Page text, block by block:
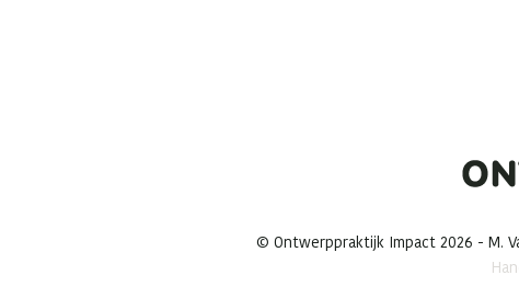
© Ontwerppraktijk Impact 2026 - M.